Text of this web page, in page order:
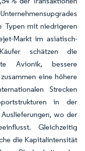
Typen mit niedrigeren
Markt im asiatisch-
schätzen die
Avionik, bessere
eine höhere
Strecken
in der
wo der
Gleichzeitig
die Kapitalintensität